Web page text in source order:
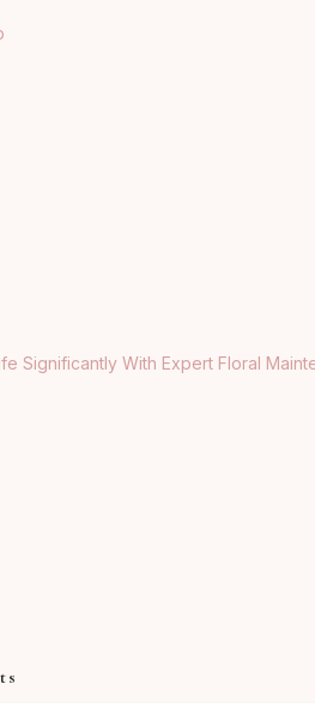
Significantly With Expert Floral